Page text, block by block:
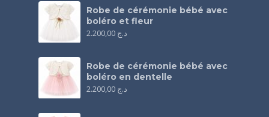
Robe de cérémonie bébé avec
boléro et fleur
د.ج
Robe de cérémonie bébé avec
boléro en dentelle
د.ج